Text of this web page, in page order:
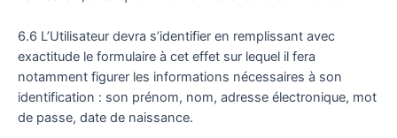
6.6 L’Utilisateur devra s’identifier en remplissant avec
exactitude le formulaire à cet effet sur lequel il fera
notamment figurer les informations nécessaires à son
identification : son prénom, nom, adresse électronique, mot
de passe, date de naissance.